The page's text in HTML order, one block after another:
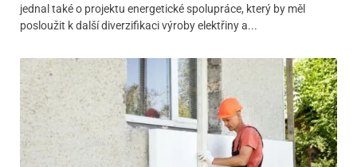
jednal také o projektu energetické spolupráce, který by měl
posloužit k další diverzifikaci výroby elektřiny a...